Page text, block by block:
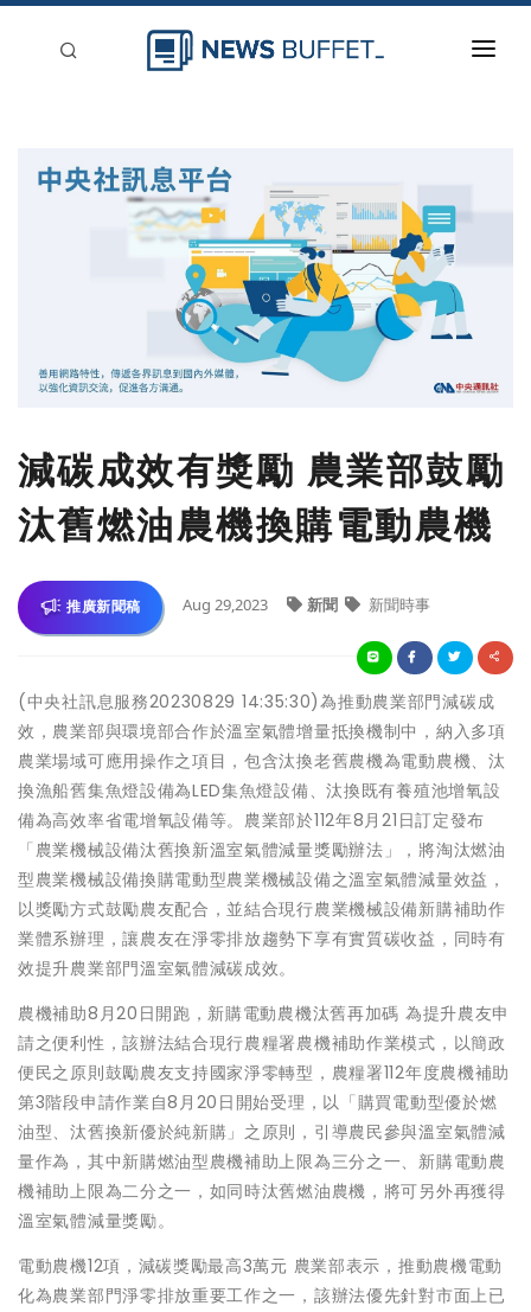
減碳成效有獎勵 農業部鼓勵
汰舊燃油農機換購電動農機
推廣新聞稿 Aug 29,2023 新聞 新聞時事
(中央社訊息服務20230829 14:35:30)為推動農業部門減碳成
效，農業部與環境部合作於溫室氣體增量抵換機制中，納入多項
農業場域可應用操作之項目，包含汰換老舊農機為電動農機、汰
換漁船舊集魚燈設備為LED集魚燈設備、汰換既有養殖池增氧設
備為高效率省電增氧設備等。農業部於112年8月21日訂定發布
「農業機械設備汰舊換新溫室氣體減量獎勵辦法」，將淘汰燃油
型農業機械設備換購電動型農業機械設備之溫室氣體減量效益，
以獎勵方式鼓勵農友配合，並結合現行農業機械設備新購補助作
業體系辦理，讓農友在淨零排放趨勢下享有實質碳收益，同時有
效提升農業部門溫室氣體減碳成效。
農機補助8月20日開跑，新購電動農機汰舊再加碼 為提升農友申
請之便利性，該辦法結合現行農糧署農機補助作業模式，以簡政
便民之原則鼓勵農友支持國家淨零轉型，農糧署112年度農機補助
第3階段申請作業自8月20日開始受理，以「購買電動型優於燃
油型、汰舊換新優於純新購」之原則，引導農民參與溫室氣體減
量作為，其中新購燃油型農機補助上限為三分之一、新購電動農
機補助上限為二分之一，如同時汰舊燃油農機，將可另外再獲得
溫室氣體減量獎勵。
電動農機12項，減碳獎勵最高3萬元 農業部表示，推動農機電動
化為農業部門淨零排放重要工作之一，該辦法優先針對市面上已